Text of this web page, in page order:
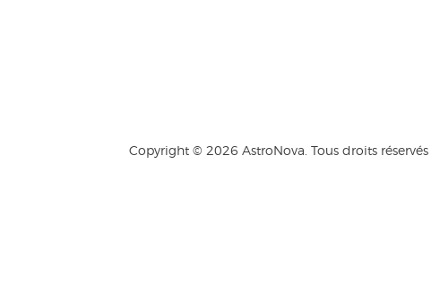
Copyright © 2026 AstroNova. Tous droits réservés